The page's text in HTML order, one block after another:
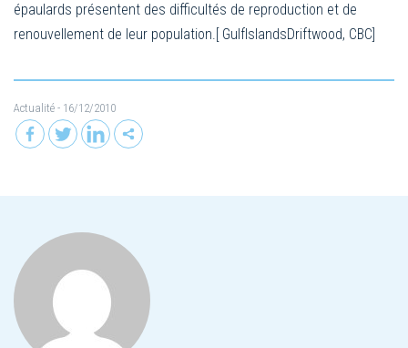
épaulards présentent des difficultés de reproduction et de
renouvellement de leur population.[ GulfIslandsDriftwood, CBC]
Actualité - 16/12/2010